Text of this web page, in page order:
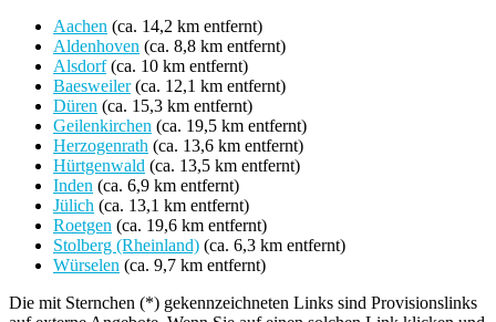
Aachen (ca. 14,2 km entfernt)
Aldenhoven (ca. 8,8 km entfernt)
Alsdorf(ca. 10 km entfernt)
Baesweiler(ca. 12,1 km entfernt)
Düren (ca. 15,3 km entfernt)
Geilenkirchen (ca. 19,5 km entfernt)
Herzogenrath (ca. 13,6 km entfernt)
Hürtgenwald (ca. 13,5 km entfernt)
Inden (ca. 6,9 km entfernt)
Jülich (ca. 13,1 km entfernt)
Roetgen (ca. 19,6 km entfernt)
Stolberg (Rheinland) (ca. 6,3 km entfernt)
Würselen (ca. 9,7 km entfernt)
Die mit Sternchen (*) gekennzeichneten Links sind Provisionslinks